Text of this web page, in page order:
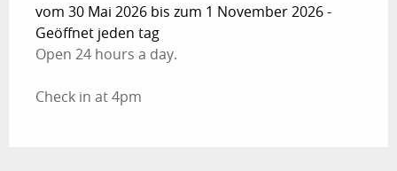
vom 30 Mai 2026 bis zum 1 November 2026 -
Geöffnet jeden tag
Open 24 hours a day.
Check in at 4pm